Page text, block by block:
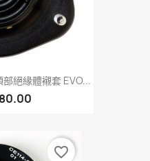
部絕緣體襯套 EVO...
favorite_border